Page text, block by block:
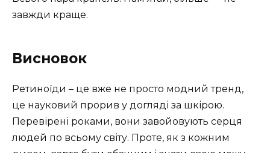
завжди краще.
Висновок
Ретиноїди – це вже не просто модний тренд,
це науковий прорив у догляді за шкірою.
Перевірені роками, вони завойовують серця
людей по всьому світу. Проте, як з кожним